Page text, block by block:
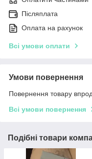
Післяплата
Оплата на рахунок
Всі умови оплати
Умови повернення
Повернення товару
Всі умови повернення
Подібні товари